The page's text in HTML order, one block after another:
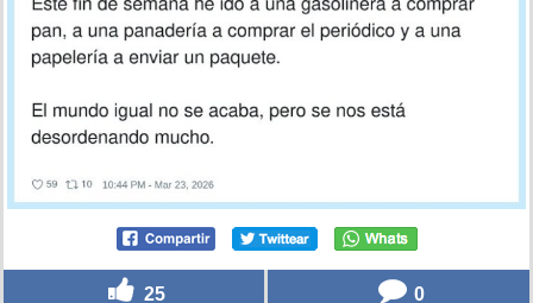
25 0